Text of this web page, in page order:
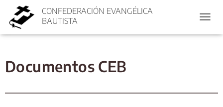
CONFEDERACIÓN EVANGÉLICA
BAUTISTA
Documentos CEB